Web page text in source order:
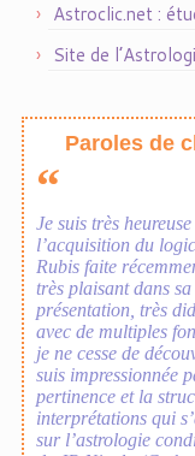
Astroclic.net :
Site de